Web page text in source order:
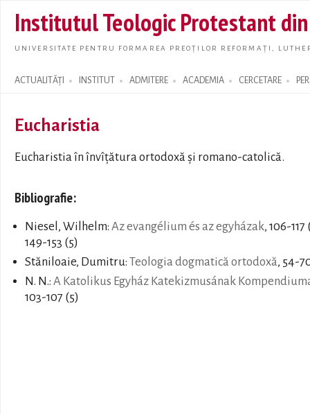
main
Institutul Teologic Protestant
UNIVERSITATE PENTRU FORMAREA PREOȚILOR REFORMAȚI,
ACTUALITĂȚI INSTITUT ADMITERE ACADEMIA CERCETARE
Search form
Eucharistia
Eucharistia în învîțătura ortodoxă și romano-catolică.
Bibliografie:
Niesel, Wilhelm: Az evangélium és az egyházak, 106-117
149-153 (5)
Stăniloaie, Dumitru: Teologia dogmatică ortodoxă, 54-
N. N.: A Katolikus Egyház Katekizmusának
103-107 (5)